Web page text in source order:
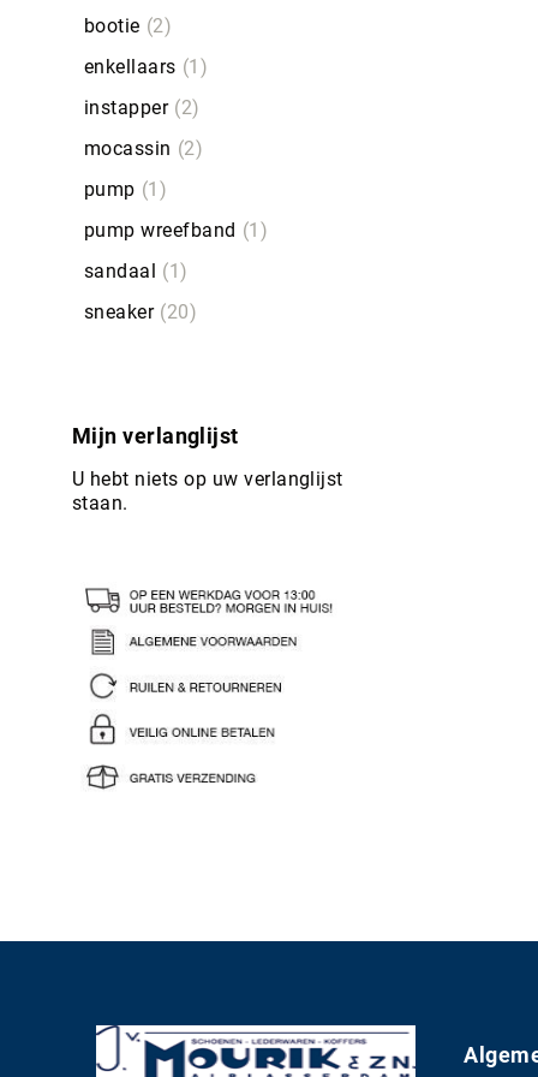
bootie
2
enkellaars
1
instapper
2
mocassin
2
pump
1
pump wreefband
1
sandaal
1
sneaker
20
Mijn verlanglijst
U hebt niets op uw verlanglijst
staan.